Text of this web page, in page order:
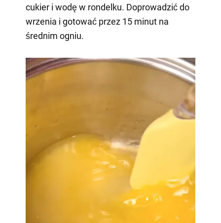
cukier i wodę w rondelku. Doprowadzić do
wrzenia i gotować przez 15 minut na
średnim ogniu.